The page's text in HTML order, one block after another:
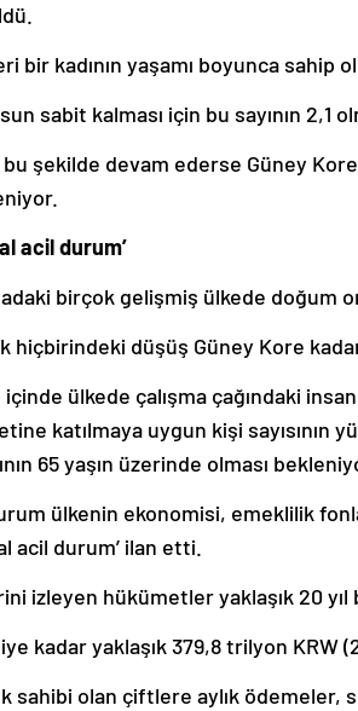
bir kadının yaşamı boyunca sahip
sabit kalması için bu sayının 2,1
şekilde devam ederse Güney
acil durum’
birçok gelişmiş ülkede doğum
hiçbirindeki düşüş Güney Kore kadar
içinde ülkede çalışma çağındaki
katılmaya uygun kişi sayısının
65 yaşın üzerinde olması
ülkenin ekonomisi, emeklilik
acil durum’ ilan etti.
izleyen hükümetler yaklaşık 20
kadar yaklaşık 379,8 trilyon KRW
sahibi olan çiftlere aylık ödemeler,